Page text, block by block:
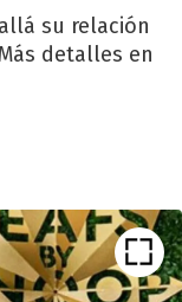
su relación
detalles en